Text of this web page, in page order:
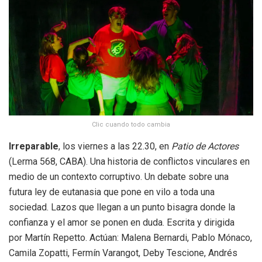
Clic cuando todo cambia
Irreparable, los viernes a las 22.30, en Patio de Actores
(Lerma 568, CABA). Una historia de conflictos vinculares en
medio de un contexto corruptivo. Un debate sobre una
futura ley de eutanasia que pone en vilo a toda una
sociedad. Lazos que llegan a un punto bisagra donde la
confianza y el amor se ponen en duda. Escrita y dirigida
por Martín Repetto. Actúan: Malena Bernardi, Pablo Mónaco,
Camila Zopatti, Fermín Varangot, Deby Tescione, Andrés